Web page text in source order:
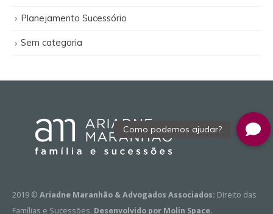
Planejamento Sucessório
Sem categoria
2019 © Ariadne Maranhão & Advogados Associados: Direito das
Famílias e Sucessões. Desenvolvido por Molin Space.